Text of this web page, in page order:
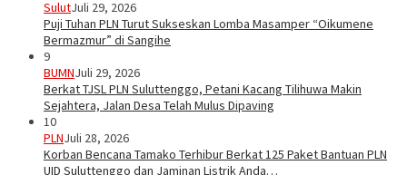
SulutJuli 29, 2026
Puji Tuhan PLN Turut Sukseskan Lomba Masamper “Oikumene
Bermazmur” di Sangihe
9
BUMNJuli 29, 2026
Berkat TJSL PLN Suluttenggo, Petani Kacang Tilihuwa Makin
Sejahtera, Jalan Desa Telah Mulus Dipaving
10
PLNJuli 28, 2026
Korban Bencana Tamako Terhibur Berkat 125 Paket Bantuan PLN
UID Suluttenggo dan Jaminan Listrik Anda…